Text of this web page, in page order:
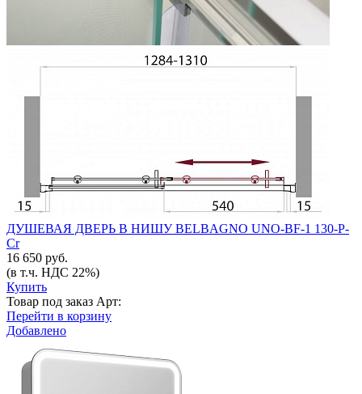
ДУШЕВАЯ ДВЕРЬ В НИШУ BELBAGNO UNO-BF-1 130-P-
Cr
16 650 руб.
(в т.ч. НДС 22%)
Купить
Товар под заказ Арт:
Перейти в корзину
Добавлено